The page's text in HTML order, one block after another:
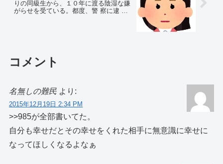
りの同級生から、１０年に渡る陰湿な嫌
がらせを受ている。都度、警 察に逮 捕
コメント
名無しの難民 より:
2015年12月19日 2:34 PM
>>985が全部書いてた。
自分も幸せだとその幸せをくれた相手に無意識に幸せに
なってほしくなるよなぁ